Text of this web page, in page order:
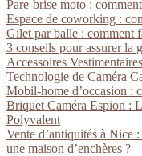
Pare-brise moto :
Espace de coworking :
Gilet par balle : comment
3 conseils pour assurer la
Accessoires
Technologie de Caméra
Mobil-home d’occasion :
Briquet Caméra Espion :
Polyvalent
Vente d’antiquités à Nice
une maison d’enchères ?